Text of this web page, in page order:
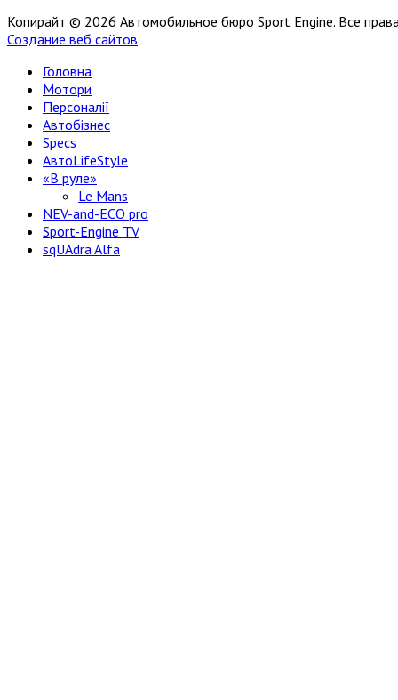
Копирайт © 2026 Автомобильное бюро Sport Engine. Все
Создание веб сайтов
Головна
Мотори
Персоналії
Автобізнес
Specs
АвтоLifeStyle
«В руле»
Le Mans
NEV-and-ECO pro
Sport-Engine TV
sqUAdra Alfa